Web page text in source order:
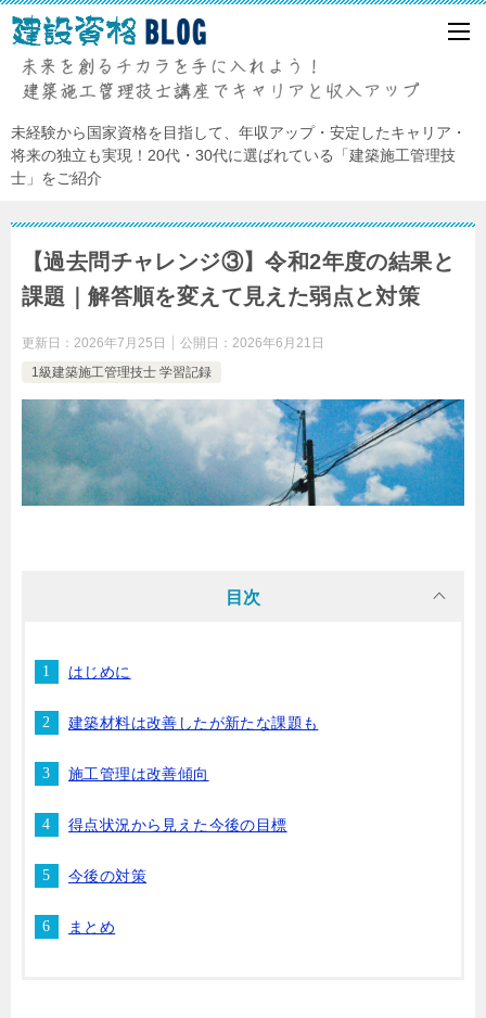
未経験から国家資格を目指して、年収アップ・安定したキャリア・
将来の独立も実現！20代・30代に選ばれている「建築施工管理技
士」をご紹介
【過去問チャレンジ③】令和2年度の結果と
課題｜解答順を変えて見えた弱点と対策
更新日： 2026年7月25日 公開日： 2026年6月21日
1級建築施工管理技士 学習記録
目次
はじめに
建築材料は改善したが新たな課題も
施工管理は改善傾向
得点状況から見えた今後の目標
今後の対策
まとめ